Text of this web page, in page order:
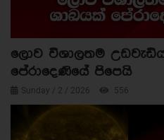
ලොව විශාලතම
පේරාදෙණියේ පිපෙයි
Sunday / 2 / 2026 556